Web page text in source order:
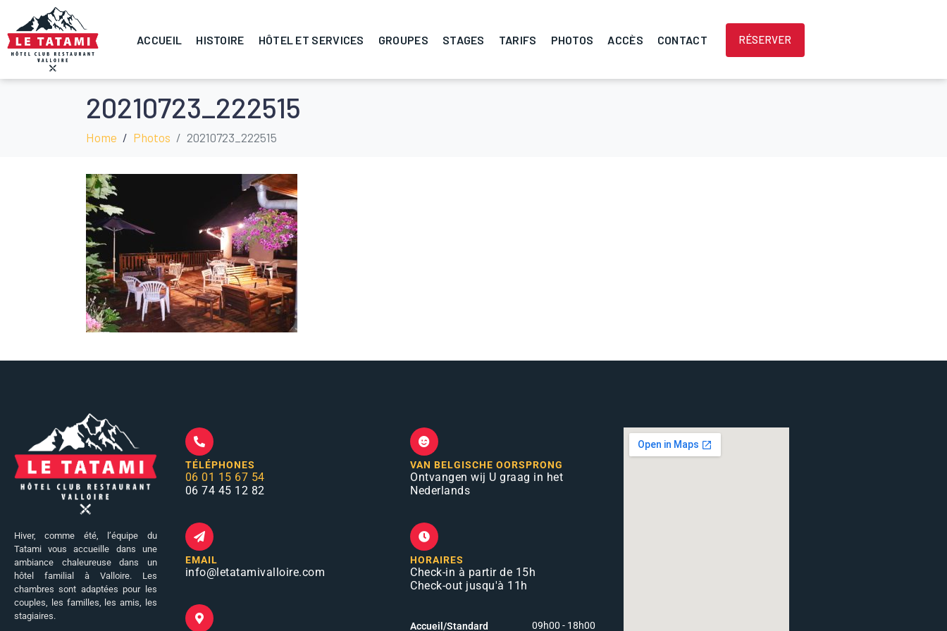
ACCUEIL HISTOIRE HÔTEL ET SERVICES GROUPES STAGES TARIFS PHOTOS ACCÈS CONTACT RÉSERVER
20210723_222515
Home Photos 20210723_222515
Hiver, comme été, l’équipe du
Tatami vous accueille dans une
ambiance chaleureuse dans un
hôtel familial à Valloire. Les
chambres sont adaptées pour les
couples, les familles, les amis, les
stagiaires.
TÉLÉPHONES
06 01 15 67 54
06 74 45 12 82
EMAIL
info@letatamivalloire.com
VAN BELGISCHE OORSPRONG
Ontvangen wij U graag in het
Nederlands
HORAIRES
Check-in à partir de 15h
Check-out jusqu'à 11h
Accueil/Standard 09h00 - 18h00